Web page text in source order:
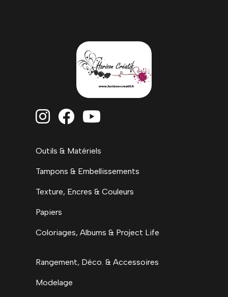
  
Outils & Matériels
Tampons & Embellissements
Texture, Encres & Couleurs
Papiers
Coloriages, Albums & Project Life
Rangement, Déco. & Accessoires
Modelage